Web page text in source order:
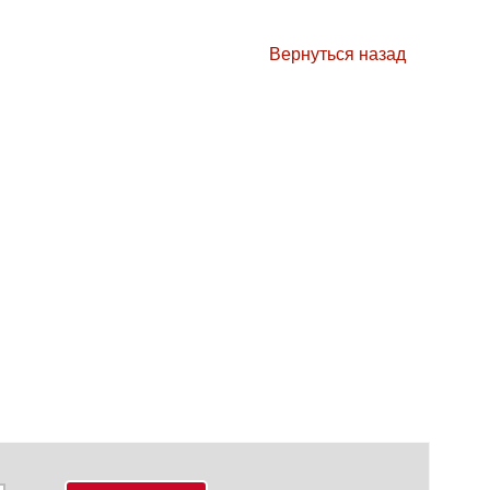
Вернуться назад